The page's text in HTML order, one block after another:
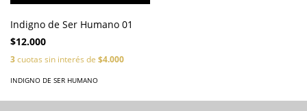
Indigno de Ser Humano 01
$12.000
3cuotas sin interés de $4.000
INDIGNO DE SER HUMANO